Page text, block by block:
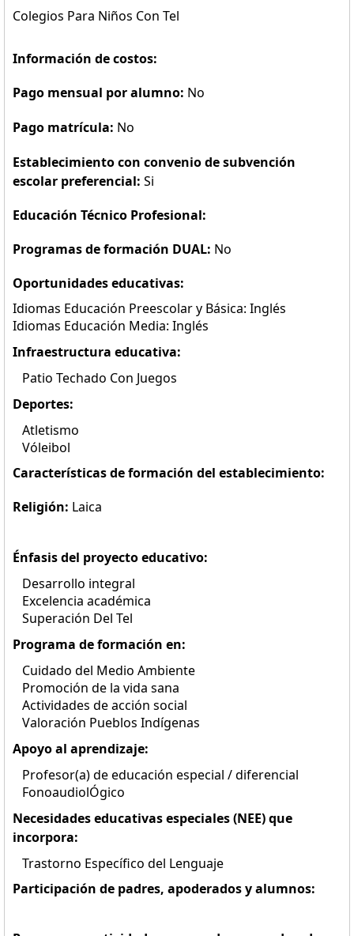
Colegios Para Niños Con Tel
Información de costos:
Pago mensual por alumno: No
Pago matrícula: No
Establecimiento con convenio de subvención
escolar preferencial: Si
Educación Técnico Profesional:
Programas de formación DUAL: No
Oportunidades educativas:
Idiomas Educación Preescolar y Básica: Inglés
Idiomas Educación Media: Inglés
Infraestructura educativa:
Patio Techado Con Juegos
Deportes:
Atletismo
Vóleibol
Características de formación del establecimiento:
Religión: Laica
Énfasis del proyecto educativo:
Desarrollo integral
Excelencia académica
Superación Del Tel
Programa de formación en:
Cuidado del Medio Ambiente
Promoción de la vida sana
Actividades de acción social
Valoración Pueblos Indígenas
Apoyo al aprendizaje:
Profesor(a) de educación especial / diferencial
FonoaudiolÓgico
Necesidades educativas especiales (NEE) que
incorpora:
Trastorno Específico del Lenguaje
Participación de padres, apoderados y alumnos: